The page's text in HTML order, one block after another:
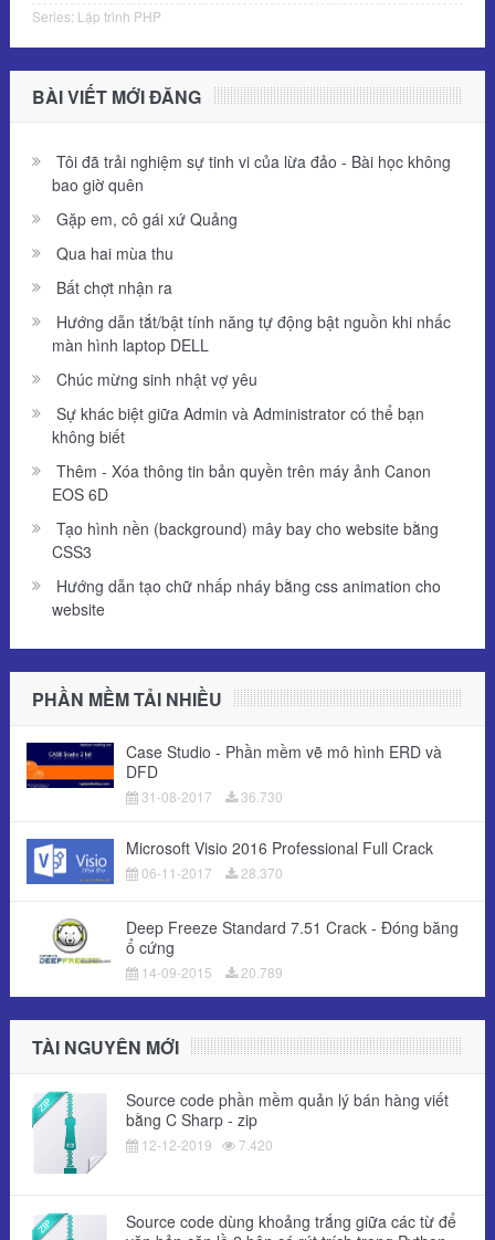
Series: Lập trình PHP
BÀI VIẾT MỚI ĐĂNG
Tôi đã trải nghiệm sự tinh vi của lừa đảo - Bài học không
bao giờ quên
Gặp em, cô gái xứ Quảng
Qua hai mùa thu
Bất chợt nhận ra
Hướng dẫn tắt/bật tính năng tự động bật nguồn khi nhấc
màn hình laptop DELL
Chúc mừng sinh nhật vợ yêu
Sự khác biệt giữa Admin và Administrator có thể bạn
không biết
Thêm - Xóa thông tin bản quyền trên máy ảnh Canon
EOS 6D
Tạo hình nền (background) mây bay cho website bằng
CSS3
Hướng dẫn tạo chữ nhấp nháy bằng css animation cho
website
PHẦN MỀM TẢI NHIỀU
Case Studio - Phần mềm vẽ mô hình ERD và
DFD
31-08-2017 36.730
Microsoft Visio 2016 Professional Full Crack
06-11-2017 28.370
Deep Freeze Standard 7.51 Crack - Đóng băng
ổ cứng
14-09-2015 20.789
TÀI NGUYÊN MỚI
Source code phần mềm quản lý bán hàng viết
bằng C Sharp - zip
12-12-2019 7.420
Source code dùng khoảng trắng giữa các từ để